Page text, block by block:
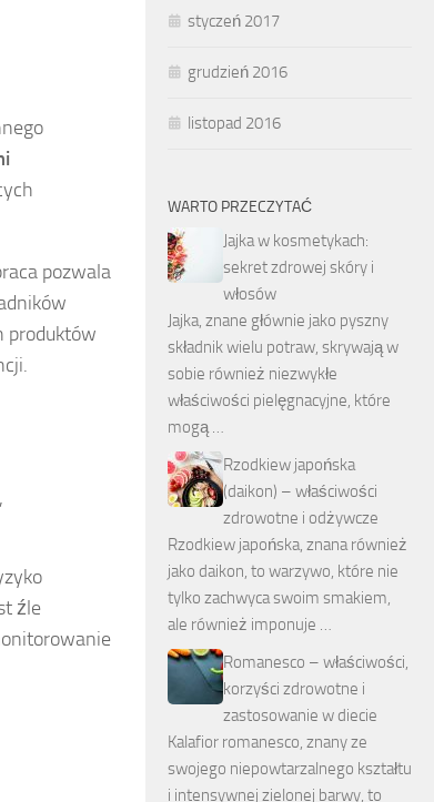
pozwala
produktów
źle
styczeń 2017
grudzień 2016
listopad 2016
WARTO PRZECZYTAĆ
Jajka w kosmetykach:
sekret zdrowej skóry i
włosów
Jajka, znane głównie jako pyszny
składnik wielu potraw, skrywają w
sobie również niezwykłe
właściwości pielęgnacyjne, które
mogą …
Rzodkiew japońska
(daikon) – właściwości
zdrowotne i odżywcze
Rzodkiew japońska, znana również
jako daikon, to warzywo, które nie
tylko zachwyca swoim smakiem,
ale również imponuje …
Romanesco – właściwości,
korzyści zdrowotne i
zastosowanie w diecie
Kalafior romanesco, znany ze
swojego niepowtarzalnego kształtu
i intensywnej zielonej barwy, to